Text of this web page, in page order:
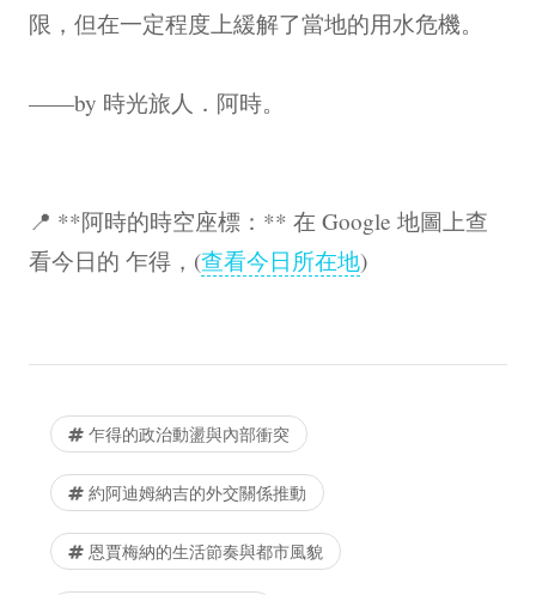
限，但在一定程度上緩解了當地的用水危機。
——by 時光旅人．阿時。
📍 **阿時的時空座標：** 在 Google 地圖上查
看今日的 乍得，(查看今日所在地)
乍得的政治動盪與內部衝突
約阿迪姆納吉的外交關係推動
恩賈梅納的生活節奏與都市風貌